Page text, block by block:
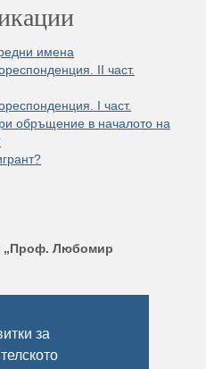
за
имена
II част.
I част.
обръщение в началото на
„Проф. Любомир